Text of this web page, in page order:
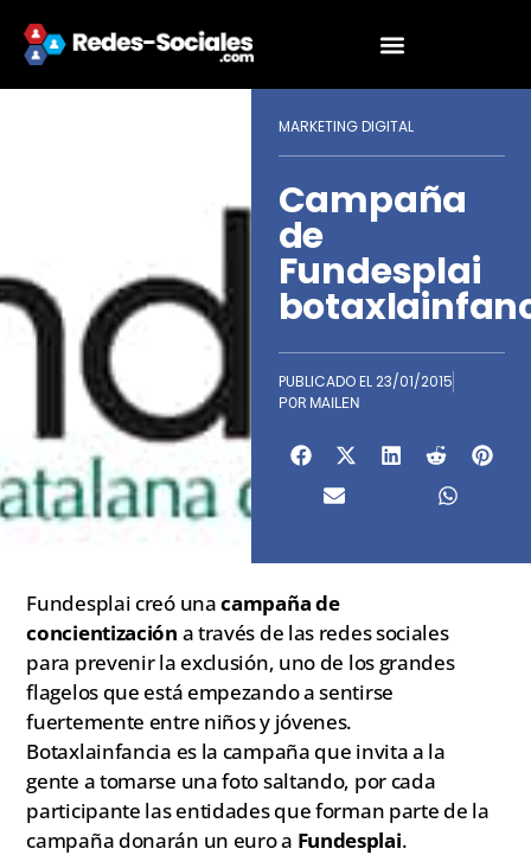
MARKETING DIGITAL
Campaña
de
Fundesplai
PUBLICADO EL23/01/2015
POR MAILEN
Fundesplai creó unacampaña de
concientización a través de las redes sociales
para prevenir la exclusión, uno de los grandes
flagelos que está empezando a sentirse
fuertemente entre niños y jóvenes.
Botaxlainfancia es la campaña que invita a la
gente a tomarse una foto saltando, por cada
participante las entidades que forman parte de la
campaña donarán un euro a Fundesplai.